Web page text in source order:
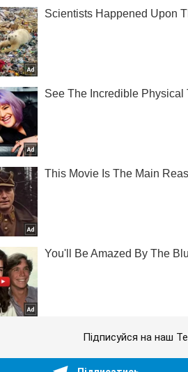
Підписуйся на наш